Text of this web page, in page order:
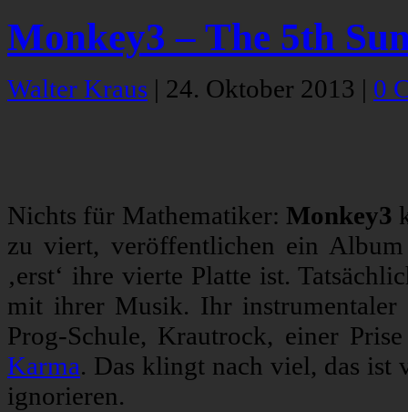
Monkey3 – The 5th
Walter Kraus | 24. Oktober 2013 | 0
Nichts für Mathematiker: Monkey3
zu viert, veröffentlichen ein
‚erst‘ ihre vierte Platte ist.
mit ihrer Musik. Ihr instrumentaler
Prog-Schule, Krautrock, einer
Karma. Das klingt nach viel, das ist
ignorieren.